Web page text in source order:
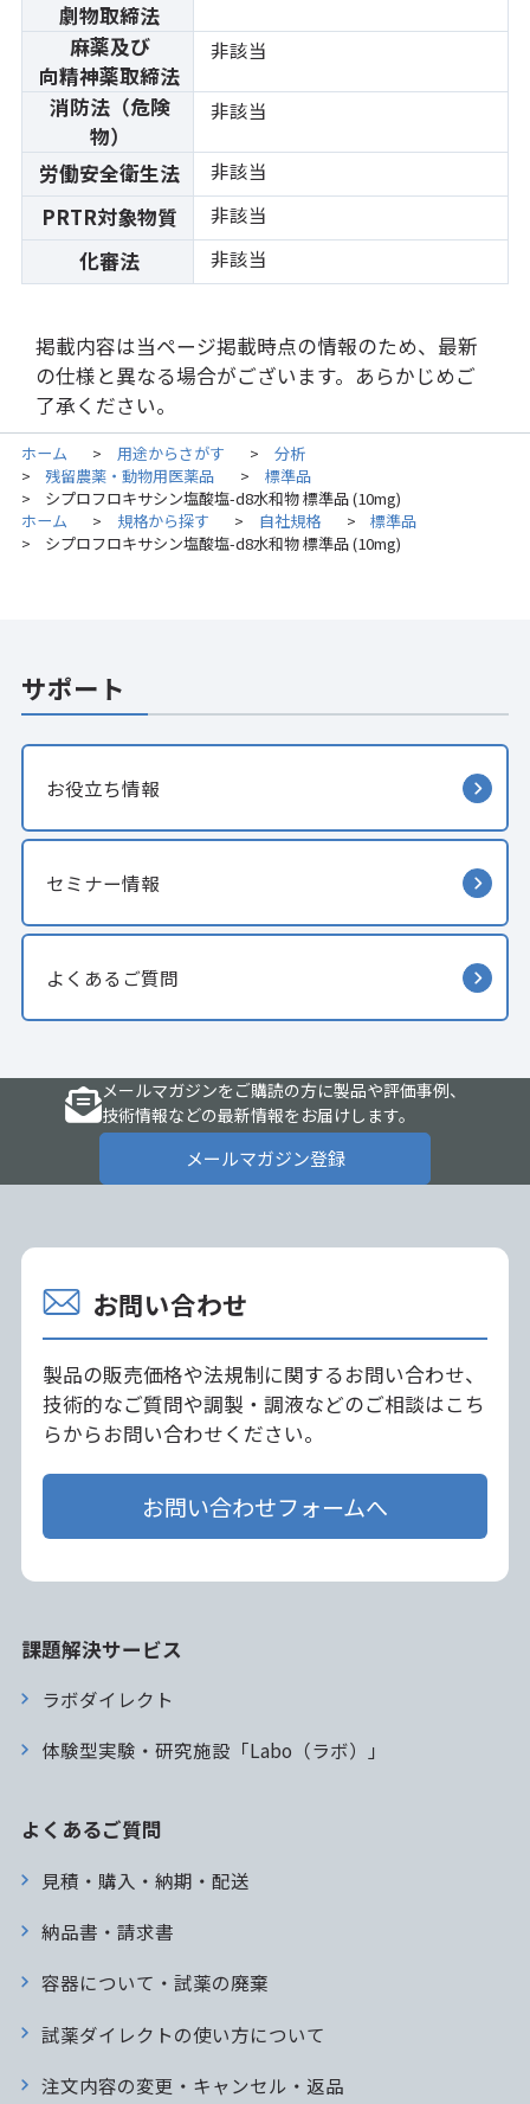
劇物取締法
麻薬及び
向精神薬取締法
非該当
消防法（危険
物）
非該当
労働安全衛生法 非該当
PRTR対象物質 非該当
化審法 非該当
掲載内容は当ページ掲載時点の情報のため、最新
の仕様と異なる場合がございます。あらかじめご
了承ください。
ホーム > 用途からさがす > 分析
> 残留農薬・動物用医薬品 > 標準品
>
シプロフロキサシン塩酸塩-d8水和物 標準品 (10mg)
ホーム
> 規格から探す > 自社規格 > 標準品
> シプロフロキサシン塩酸塩-d8水和物 標準品 (10mg)
サポート
お役立ち情報
セミナー情報
よくあるご質問
メールマガジンをご購読の方に製品や評価事例、
技術情報などの最新情報をお届けします。
メールマガジン登録
お問い合わせ
製品の販売価格や法規制に関するお問い合わせ、
技術的なご質問や調製・調液などのご相談はこち
らからお問い合わせください。
お問い合わせフォームへ
課題解決サービス
ラボダイレクト
体験型実験・研究施設「Labo（ラボ）」
よくあるご質問
見積・購入・納期・配送
納品書・請求書
容器について・試薬の廃棄
試薬ダイレクトの使い方について
注文内容の変更・キャンセル・返品